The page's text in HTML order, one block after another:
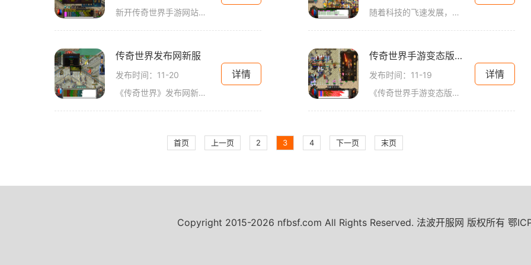
新开传奇世界手游网站是一款备受玩家瞩目的手机游戏。它继承了传奇系列经典的玩法，并在细节上进行了创新和优化，给玩家带来了更流畅、更刺激的游戏体验。下面就让我们来详细
随着科技的飞速发展，手机游戏成为人们日常生活中不可或缺的一部分。在众多手机游戏中，传奇世界手游无疑是备受玩家好评和追捧的一款游戏。今天，我们要介绍的是传奇世界手游
传奇世界发布网新服
发布时间：11-20
《传奇世界》发布网新服即将上线，游戏的精彩冒险即将再次展开。《传奇世界》是一款经典的多人在线角色扮演游戏，以其精美的画面和丰富的玩法而受到广大玩家的喜爱。新服的开
详情
传奇世界手游变态版本三职业
发布时间：11-19
《传奇世界手游变态版本三职业》是一款备受玩家喜爱的手机游戏。它是在经典的传奇世界原版基础上进行优化和创新，拥有更加丰富多样的游戏玩法，给玩家带来不一样的游戏体验。
详情
首页 上一页 2 3 4 下一页 末页
Copyright 2015-2026 nfbsf.com All Rights Reserved. 法波开服网 版权所有 鄂